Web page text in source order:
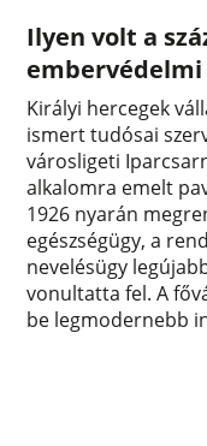
Ilyen volt a
Királyi hercegek
ismert tudósai
városligeti
alkalomra emelt
1926 nyarán
egészségügy, a
nevelésügy
vonultatta fel. A
be legmodernebb